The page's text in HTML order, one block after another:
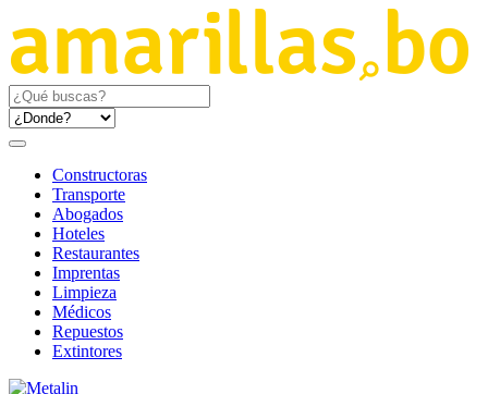
Constructoras
Transporte
Abogados
Hoteles
Restaurantes
Imprentas
Limpieza
Médicos
Repuestos
Extintores